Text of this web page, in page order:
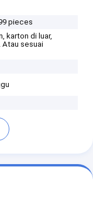
pieces
karton di luar,
Atau sesuai